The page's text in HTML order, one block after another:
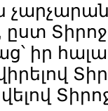
ըստ
իր